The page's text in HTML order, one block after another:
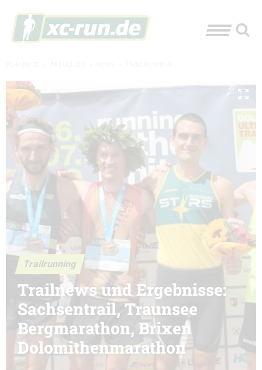
Trailrunning
Trailnews und Ergebnisse:
Sachsentrail, Traunsee
Bergmarathon, Brixen
Dolomithenmarathon